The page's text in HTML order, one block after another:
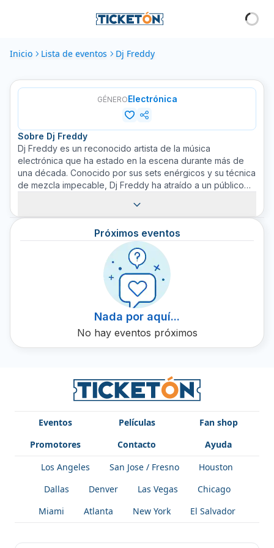
Inicio Lista de eventos Dj Freddy
GÉNEROElectrónica
Sobre Dj Freddy
Dj Freddy es un reconocido artista de la música
electrónica que ha estado en la escena durante más de
una década. Conocido por sus sets enérgicos y su técnica
de mezcla impecable, Dj Freddy ha atraído a un público
electrónica de club y festival, Dj Freddy siempre ofrece
una actuación electrizante que deja a los fans pidiendo
más. Con una pasión incansable por la música, Dj Freddy
sigue llevando la música electrónica a nuevos niveles.
Consigue tus boletos en Ticketón para ver a Dj Freddy en
acción y ser parte de una experiencia de concierto
Próximos eventos
Nada por aquí...
No hay eventos próximos
Eventos Películas
Fan shop
Promotores
Contacto
Ayuda
Los Angeles
San Jose / Fresno
Houston
Dallas
Denver Las Vegas
Chicago
Miami
Atlanta New York El Salvador